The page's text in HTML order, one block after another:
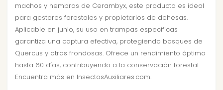
machos y hembras de Cerambyx, este producto es ideal
para gestores forestales y propietarios de dehesas.
Aplicable en junio, su uso en trampas específicas
garantiza una captura efectiva, protegiendo bosques de
Quercus y otras frondosas. Ofrece un rendimiento óptimo
hasta 60 días, contribuyendo a la conservación forestal.
Encuentra más en InsectosAuxiliares.com.